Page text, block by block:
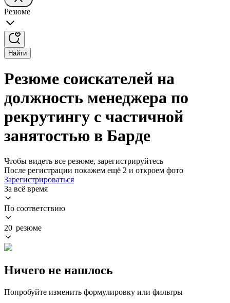
Резюме
Найти
Резюме соискателей на
должность менеджера по
рекрутингу с частичной
занятостью в Барде
Чтобы видеть все резюме, зарегистрируйтесь
После регистрации покажем ещё 2 и откроем фото
Зарегистрироваться
За всё время
По соответствию
20 резюме
Ничего не нашлось
Попробуйте изменить формулировку или фильтры